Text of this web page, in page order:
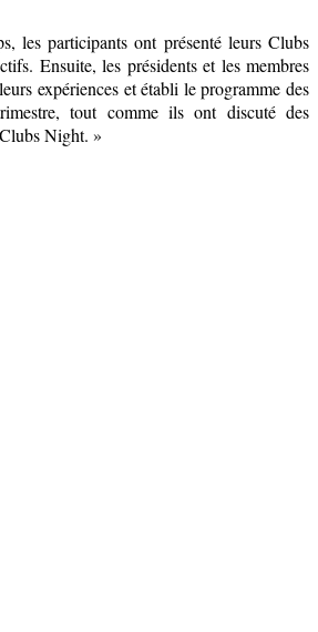
les participants ont présenté leurs Clubs
Ensuite, les présidents et les membres
expériences et établi le programme des
tout comme ils ont discuté des
Night. »